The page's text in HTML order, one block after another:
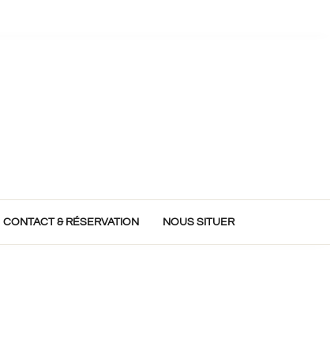
CONTACT & RÉSERVATION NOUS SITUER